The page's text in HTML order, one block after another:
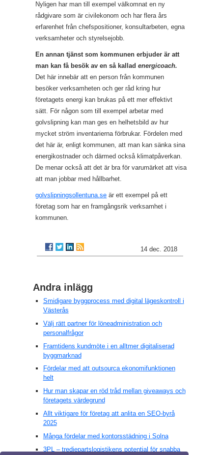
Nyligen har man till exempel välkomnat en ny
rådgivare som är civilekonom och har flera års
erfarenhet från chefspositioner, konsultarbeten, egna
verksamheter och styrelsejobb.
En annan tjänst som kommunen erbjuder är att
man kan få besök av en så kalladenergicoach.
Det här innebär att en person från kommunen
besöker verksamheten och ger råd kring hur
företagets energi kan brukas på ett mer effektivt
sätt. För någon som till exempel arbetar med
golvslipning kan man ges en helhetsbild av hur
mycket ström inventarierna förbrukar. Fördelen med
det här är, enligt kommunen, att man kan sänka sina
energikostnader och därmed också klimatpåverkan.
De menar också att det är bra för varumärket att visa
att man jobbar med hållbarhet.
golvslipningsollentuna.se är ett exempel på ett
företag som har en framgångsrik verksamhet i
kommunen.
14 dec. 2018
Andra inlägg
Smidigare byggprocess med digital lägeskontroll i
Västerås
Välj rätt partner för löneadministration och
personalfrågor
Framtidens kundmöte i en alltmer digitaliserad
byggmarknad
Fördelar med att outsourca ekonomifunktionen
helt
Hur man skapar en röd tråd mellan giveaways och
företagets värdegrund
Allt viktigare för företag att anlita en SEO-byrå
2025
Många fördelar med kontorsstädning i Solna
3PL – tredjepartslogistikens potential för snabba